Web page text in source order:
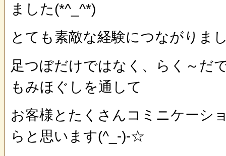
ました(*^_^*)
とても素敵な経験につながりま
足つぼだけではなく、らく～だ
もみほぐしを通して
お客様とたくさんコミニケーシ
らと思います(^_-)-☆